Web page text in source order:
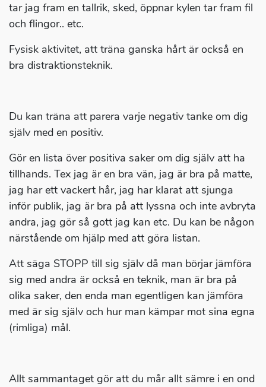
tar jag fram en tallrik, sked, öppnar kylen tar fram fil
och flingor.. etc.
Fysisk aktivitet, att träna ganska hårt är också en
bra distraktionsteknik.
Du kan träna att parera varje negativ tanke om dig
själv med en positiv.
Gör en lista över positiva saker om dig själv att ha
tillhands. Tex jag är en bra vän, jag är bra på matte,
jag har ett vackert hår, jag har klarat att sjunga
inför publik, jag är bra på att lyssna och inte avbryta
andra, jag gör så gott jag kan etc. Du kan be någon
närstående om hjälp med att göra listan.
Att säga STOPP till sig själv då man börjar jämföra
sig med andra är också en teknik, man är bra på
olika saker, den enda man egentligen kan jämföra
med är sig själv och hur man kämpar mot sina egna
(rimliga) mål.
Allt sammantaget gör att du mår allt sämre i en ond